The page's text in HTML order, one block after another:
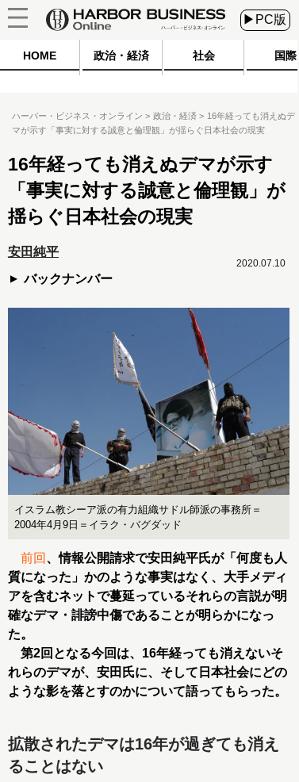
▶PC版
HOME 政治・経済 社会 国際
ハーバー・ビジネス・オンライン 政治・経済
16年経っても消えぬデ
マが示す「事実に対する誠意と倫理観」が揺らぐ日本社会の現実
16年経っても消えぬデマが示す
「事実に対する誠意と倫理観」が
揺らぐ日本社会の現実
安田純平
バックナンバー
2020.07.10
イスラム教シーア派の有力組織サドル師派の事務所＝
2004年4月9日＝イラク・バグダッド
前回 、情報公開請求で安田純平氏が「何度も人
質になった」かのような事実はなく、大手メディ
アを含むネットで蔓延っているそれらの言説が明
確なデマ・誹謗中傷であることが明らかになっ
た。
第2回となる今回は、16年経っても消えないそ
れらのデマが、安田氏に、そして日本社会にどの
ような影を落とすのかについて語ってもらった。
拡散されたデマは16年が過ぎても消え
ることはない